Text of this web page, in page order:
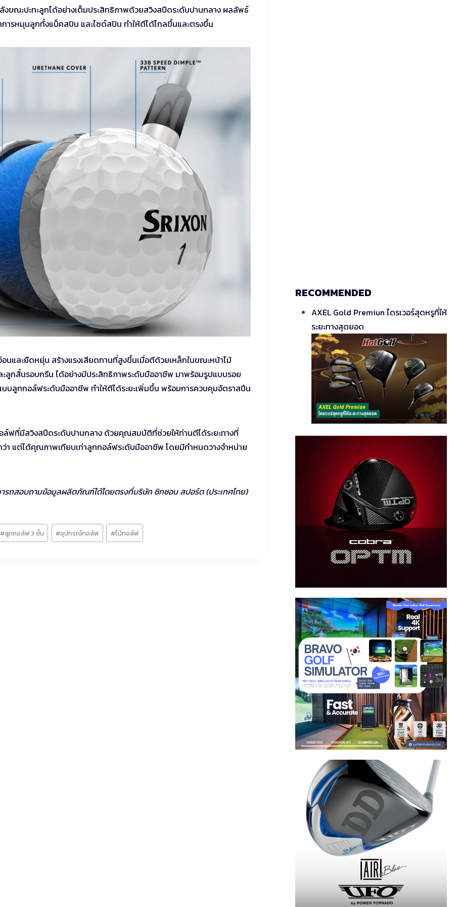
ขณะปะทะลูกได้อย่างเต็มประสิทธิภาพด้วยสวิงสปีดระดับปานกลาง ผลลัพธ์
ารหมุนลูกทั้งแบ็คสปิน และไซด์สปิน ทำให้ตีได้ไกลขึ้นและตรงขึ้น
นและยืดหยุ่น สร้างแรงเสียดทานที่สูงขึ้นเมื่อตีด้วยเหล็กในขณะหน้าไม้
กสั้นรอบกรีน ได้อย่างมีประสิทธิภาพระดับมืออาชีพ มาพร้อมรูปแบบรอย
ลูกกอล์ฟระดับมืออาชีพ ทำให้ตีได้ระยะเพิ่มขึ้น พร้อมการควบคุมอัตราสปีน
ฟที่มีสวิงสปีดระดับปานกลาง ด้วยคุณสมบัติที่ช่วยให้ท่านตีได้ระยะทางที่
า แต่ได้คุณภาพเทียบเท่าลูกกอล์ฟระดับมืออาชีพ โดยมีกำหนดวางจำหน่าย
รถสอบถามข้อมูลผลิตภัณฑ์ได้โดยตรงที่บริษัท ซิกซอน สปอร์ต (ประเทศไทย)
#ลูกกอล์ฟ 3 ชั้น #อุปกรณ์กอล์ฟ #ไม้กอล์ฟ
RECOMMENDED
AXEL Gold Premiun ไดรเวอร์สุดหรูที่ให้
ระยะทางสุดยอด